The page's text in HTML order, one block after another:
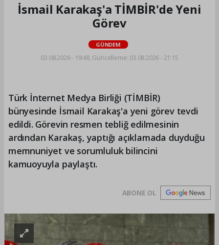
İsmail Karakaş'a TİMBİR'de Yeni
Görev
GÜNDEM
03.08.2026 - 19:48, Güncelleme: 03.08.2026 - 21:15
Türk İnternet Medya Birliği (TİMBİR)
bünyesinde İsmail Karakaş'a yeni görev tevdi
edildi. Görevin resmen tebliğ edilmesinin
ardından Karakaş, yaptığı açıklamada duyduğu
memnuniyet ve sorumluluk bilincini
kamuoyuyla paylaştı.
ABONE OL